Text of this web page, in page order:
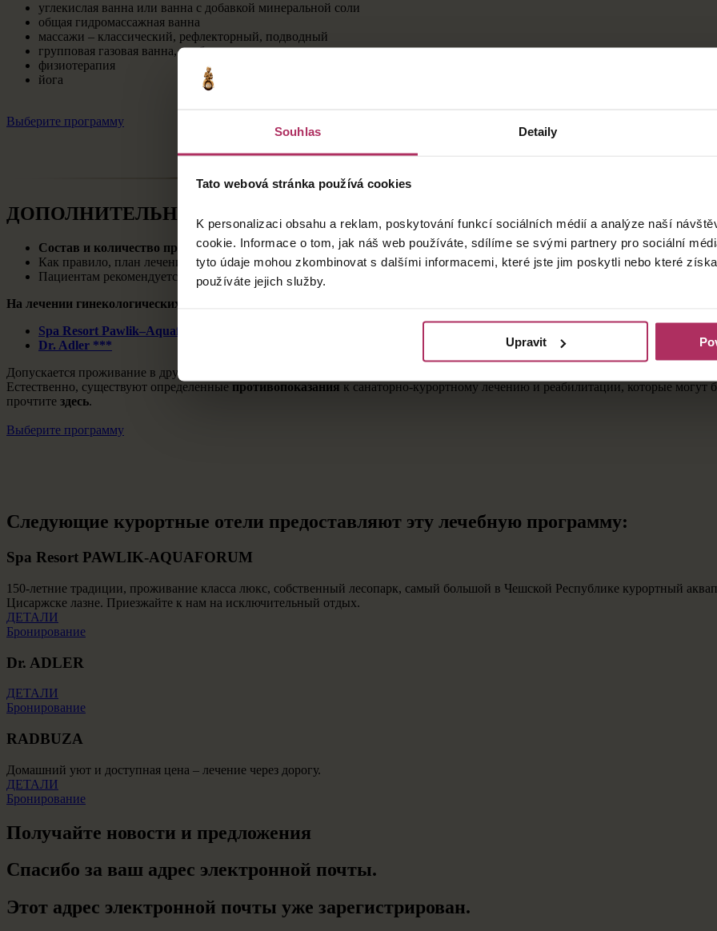
Souhlas Detaily
Tato webová stránka používá cookies
K personalizaci obsahu a reklam, poskytování funkcí sociálních médií a analýze naší
cookie. Informace o tom, jak náš web používáte, sdílíme se svými partnery pro sociální
tyto údaje mohou zkombinovat s dalšími informacemi, které jste jim poskytli nebo které
používáte jejich služby.
Upravit
углекислая ванна или ванна с добавкой минеральной соли
общая гидромассажная ванна
массажи – классический, рефлекторный, подводный
групповая газовая ванна, карбокситерапия
физиотерапия
йога
Выберите программу
ДОПОЛНИТЕЛЬНАЯ ИНФОРМАЦИЯ О ЛЕЧЕНИИ
Состав и количество процедуропределяетврач в соответствии с текущим состоянием здоровья пациента в ходе
Как правило, план лечения включает18 основных и дополнительных лечебных процедур в неделю.
Пациентам рекомендуется принимать не болееодной основной процедуры в день
На лечении гинекологических заболеваний специализируются специалисты курортных отелей:
Spa Resort Pawlik–Aquaforum ****
Dr. Adler ***
Допускается проживание в других отелях, но лечение будет проходить под наблюдением специалистов в
Естественно, существуют определенные противопоказания к санаторно-курортному лечению и реабилитации, которые
прочтите здесь.
Выберите программу
Следующие курортные отели предоставляют эту лечебную программу:
Spa Resort PAWLIK‑AQUAFORUM
150-летние традиции, проживание класса люкс, собственный лесопарк, самый большой в Чешской Республике курортный
Цисаржске лазне. Приезжайте к нам на исключительный отдых.
ДЕТАЛИ
Бронирование
Dr. ADLER
ДЕТАЛИ
Бронирование
RADBUZA
Домашний уют и доступная цена – лечение через дорогу.
ДЕТАЛИ
Бронирование
Получайте новости и предложения
Спасибо за ваш адрес электронной почты.
Этот адрес электронной почты уже зарегистрирован.